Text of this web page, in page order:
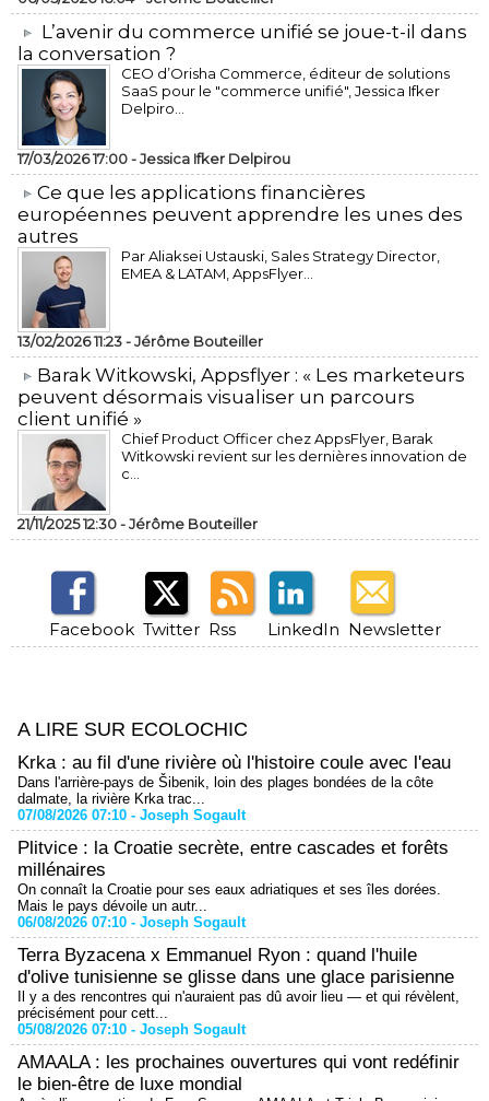
L’avenir du commerce unifié se joue-t-il dans
la conversation ?
CEO d’Orisha Commerce, éditeur de solutions
SaaS pour le "commerce unifié", Jessica Ifker
Delpiro...
17/03/2026 17:00 -Jessica Ifker Delpirou
​Ce que les applications financières
européennes peuvent apprendre les unes des
autres
Par Aliaksei Ustauski, Sales Strategy Director,
EMEA & LATAM, AppsFlyer...
13/02/2026 11:23 -Jérôme Bouteiller
​Barak Witkowski, Appsflyer : « Les marketeurs
peuvent désormais visualiser un parcours
client unifié »
Chief Product Officer chez AppsFlyer, ​Barak
Witkowski revient sur les dernières innovation de
c...
21/11/2025 12:30 -Jérôme Bouteiller
Facebook Twitter Rss LinkedIn Newsletter
A LIRE SUR ECOLOCHIC
Krka : au fil d'une rivière où l'histoire coule avec l'eau
Dans l'arrière-pays de Šibenik, loin des plages bondées de la côte
dalmate, la rivière Krka trac...
07/08/2026 07:10 - Joseph Sogault
Plitvice : la Croatie secrète, entre cascades et forêts
millénaires
On connaît la Croatie pour ses eaux adriatiques et ses îles dorées.
Mais le pays dévoile un autr...
06/08/2026 07:10 - Joseph Sogault
Terra Byzacena x Emmanuel Ryon : quand l'huile
d'olive tunisienne se glisse dans une glace parisienne
Il y a des rencontres qui n'auraient pas dû avoir lieu — et qui révèlent,
précisément pour cett...
05/08/2026 07:10 - Joseph Sogault
AMAALA : les prochaines ouvertures qui vont redéfinir
le bien-être de luxe mondial